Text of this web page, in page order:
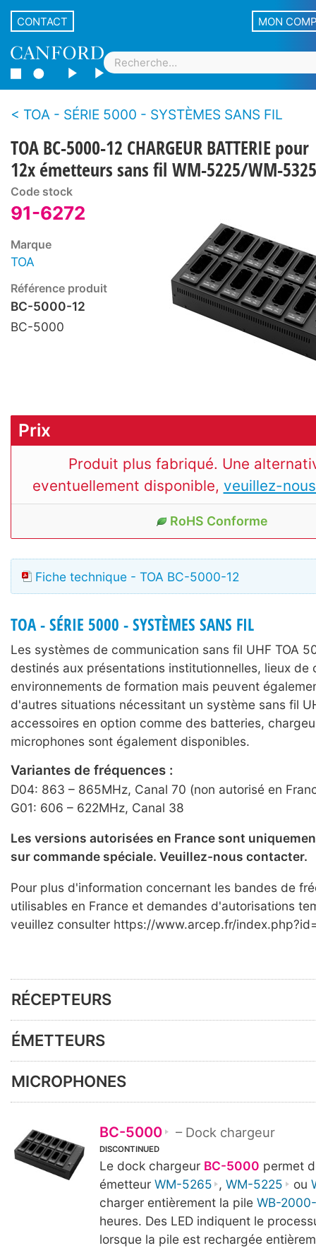
CONTACT MON
TOA - SÉRIE 5000 - SYSTÈMES SANS FIL
TOA BC-5000-12 CHARGEUR BATTERIE pour
12x émetteurs sans fil WM-5225/WM-5325
Code stock
91-6272
Marque
TOA
Référence produit
BC-5000-12
BC-5000
Prix
Produit plus fabriqué. Une
eventuellement disponible, veuillez-
RoHS Conforme
Fiche technique - TOA BC-5000-12
TOA - SÉRIE 5000 - SYSTÈMES SANS FIL
Les systèmes de communication sans fil UHF TOA
destinés aux présentations institutionnelles, lieux de
environnements de formation mais peuvent
d'autres situations nécessitant un système sans fil
accessoires en option comme des batteries,
microphones sont également disponibles.
Variantes de fréquences :
D04: 863 – 865MHz, Canal 70 (non autorisé en
G01: 606 – 622MHz, Canal 38
Les versions autorisées en France sont
sur commande spéciale. Veuillez-nous contacter.
Pour plus d'information concernant les bandes de
utilisables en France et demandes d'autorisations
veuillez consulter https://www.arcep.fr/
RÉCEPTEURS
ÉMETTEURS
MICROPHONES
BC-5000 – Dock chargeur
DISCONTINUED
Le dock chargeur BC-5000 permet
émetteur WM-5265 ,WM-5225 ou
charger entièrement la pile WB-
heures. Des LED indiquent le
lorsque la pile est rechargée